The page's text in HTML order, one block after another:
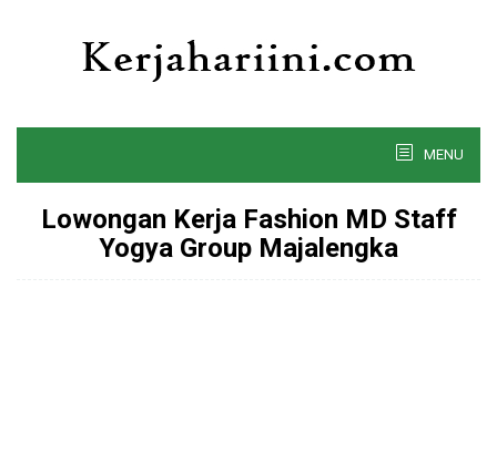
MENU
Lowongan Kerja Fashion MD Staff
Yogya Group Majalengka